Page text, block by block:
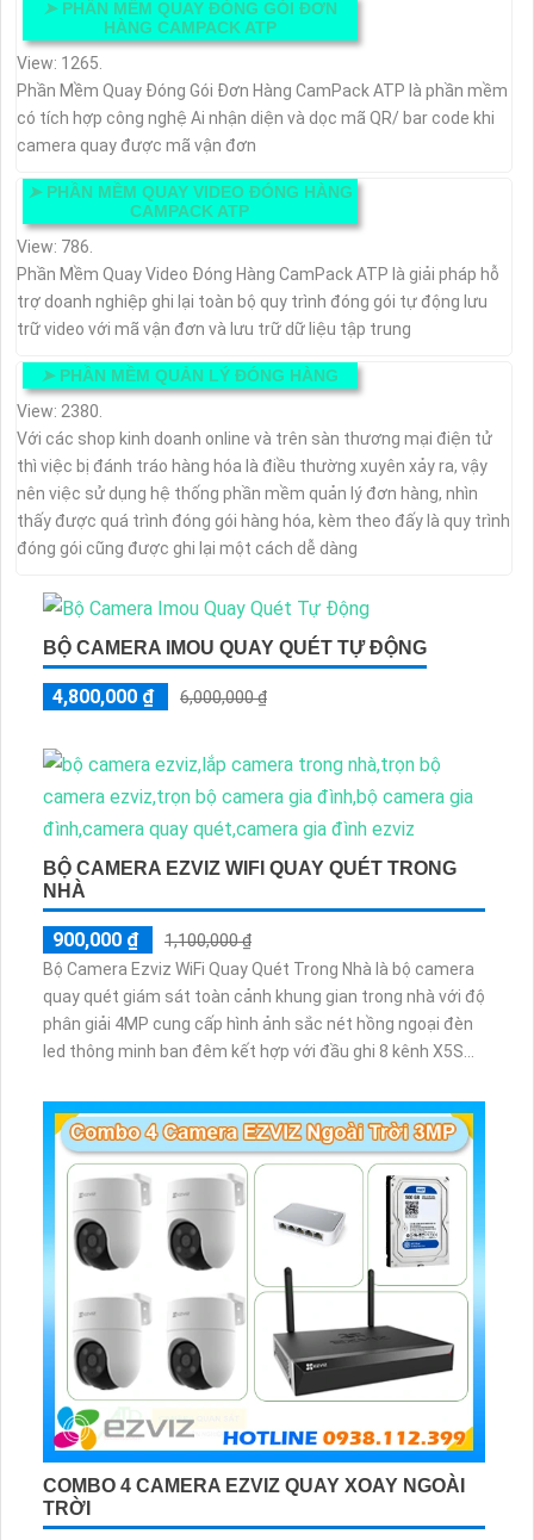
➤ PHẦN MỀM QUAY ĐÓNG GÓI ĐƠN
HÀNG CAMPACK ATP
View: 1265.
Phần Mềm Quay Đóng Gói Đơn Hàng CamPack ATP là phần mềm
có tích hợp công nghệ Ai nhận diện và dọc mã QR/ bar code khi
camera quay được mã vận đơn
➤ PHẦN MỀM QUAY VIDEO ĐÓNG HÀNG
CAMPACK ATP
View: 786.
Phần Mềm Quay Video Đóng Hàng CamPack ATP là giải pháp hỗ
trợ doanh nghiệp ghi lại toàn bộ quy trình đóng gói tự động lưu
trữ video với mã vận đơn và lưu trữ dữ liệu tập trung
➤ PHẦN MỀM QUẢN LÝ ĐÓNG HÀNG
View: 2380.
Với các shop kinh doanh online và trên sàn thương mại điện tử
thì việc bị đánh tráo hàng hóa là điều thường xuyên xảy ra, vậy
nên việc sử dụng hệ thống phần mềm quản lý đơn hàng, nhìn
thấy được quá trình đóng gói hàng hóa, kèm theo đấy là quy trình
đóng gói cũng được ghi lại một cách dễ dàng
BỘ CAMERA IMOU QUAY QUÉT TỰ ĐỘNG
4,800,000 ₫ 6,000,000 ₫
BỘ CAMERA EZVIZ WIFI QUAY QUÉT TRONG
NHÀ
900,000 ₫
1,100,000 ₫
Bộ Camera Ezviz WiFi Quay Quét Trong Nhà là bộ camera
quay quét giám sát toàn cảnh khung gian trong nhà với độ
phân giải 4MP cung cấp hình ảnh sắc nét hồng ngoại đèn
led thông minh ban đêm kết hợp với đầu ghi 8 kênh X5S
COMBO 4 CAMERA EZVIZ QUAY XOAY NGOÀI
TRỜI